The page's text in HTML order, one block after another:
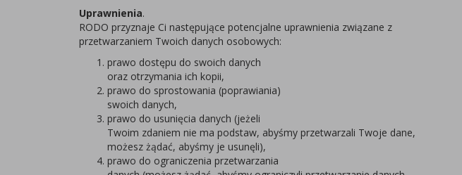
Uprawnienia.
RODO przyznaje Ci następujące potencjalne uprawnienia związane z
przetwarzaniem Twoich danych osobowych:
prawo dostępu do swoich danych
oraz otrzymania ich kopii,
prawo do sprostowania (poprawiania)
swoich danych,
prawo do usunięcia danych (jeżeli
Twoim zdaniem nie ma podstaw, abyśmy przetwarzali Twoje dane,
możesz żądać, abyśmy je usunęli),
prawo do ograniczenia przetwarzania